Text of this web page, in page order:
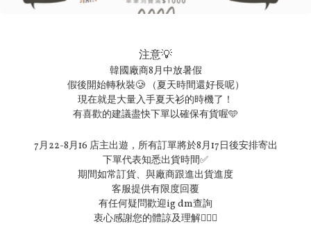
注意💡
韓國廠商8月中放暑假
假後開始轉秋裝🥲 （夏天時間還好長呢）
現在就是大量入手夏天衫的時機了！
有喜歡的建議盡快下單以確保有貨喔🩵
7月22-8月16 店主出遊，所有訂單將於8月17日後安排寄出
下單代表知悉出貨時間✅
期間如常訂貨、與廠商跟進出貨進度
客服提供有限度回覆
有任何疑問歡迎ig dm查詢
衷心感謝您的體諒及理解🙇🏻‍♀️